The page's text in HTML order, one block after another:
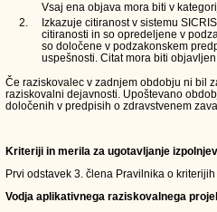
Vsaj ena objava mora biti v
2.
Izkazuje citiranost v sistemu
citiranosti in so opredeljene v
so določene v podzakonskem
uspešnosti. Citat mora biti
Če raziskovalec v zadnjem obdobju ni bil
raziskovalni dejavnosti. Upoštevano
določenih v predpisih o zdravstvenem
Kriteriji in merila za ugotavljanje
Prvi odstavek 3. člena Pravilnika o
Vodja aplikativnega raziskovalnega